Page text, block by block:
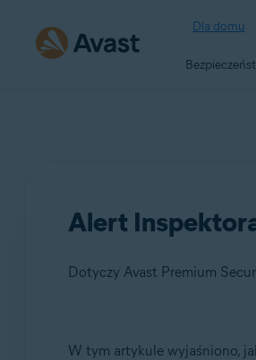
Dla domu
Alert
Dotyczy Avast Premium
Produkty:
W tym artykule wyjaśniono,